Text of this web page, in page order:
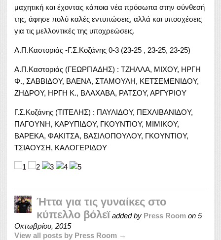
μαχητική και έχοντας κάποια νέα πρόσωπα στην σύνθεσή
της, άφησε πολύ καλές εντυπώσεις, αλλά και υποσχέσεις
για τις μελλοντικές της υποχρεώσεις.
Α.Π.Καστοριάς -Γ.Σ.Κοζάνης 0-3 (23-25 , 23-25, 23-25)
Α.Π.Καστοριάς (ΓΕΩΡΓΙΑΔΗΣ) : ΤΖΗΛΛΑ, ΜΙΧΟΥ, ΗΡΓΗ
Φ., ΣΑΒΒΙΔΟΥ, ΒΑΕΝΑ, ΣΤΑΜΟΥΛΗ, ΚΕΤΣΕΜΕΝΙΔΟΥ,
ΖΗΔΡΟΥ, ΗΡΓΗ Κ., ΒΛΑΧΑΒΑ, ΡΑΤΣΟΥ, ΑΡΓΥΡΙΟΥ
Γ.Σ.Κοζάνης (ΤΙΤΕΛΗΣ) : ΠΑΥΛΙΔΟΥ, ΠΕΧΛΙΒΑΝΙΔΟΥ,
ΠΑΓΟΥΝΗ, ΚΑΡΥΠΙΔΟΥ, ΓΚΟΥΝΤΙΟΥ, ΜΙΜΙΚΟΥ,
ΒΑΡΕΚΑ, ΦΑΚΙΤΣΑ, ΒΑΣΙΛΟΠΟΥΛΟΥ, ΓΚΟΥΝΤΙΟΥ,
ΤΣΙΑΟΥΣΗ, ΚΑΛΟΓΕΡΙΔΟΥ
Ήττα για τις γυναίκες στο
κύπελλο βόλεϊ added by Press Room on 5
Οκτωβρίου, 2015
View all posts by Press Room →